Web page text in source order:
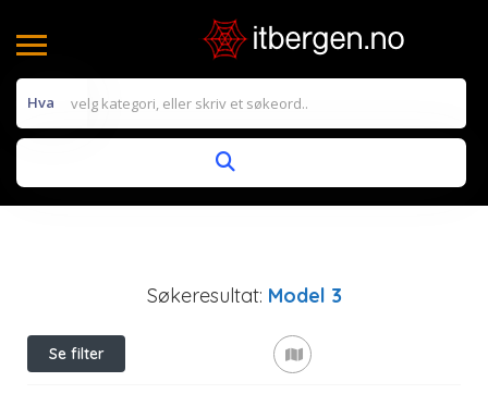
Hva
Søkeresultat: Model 3
Se filter